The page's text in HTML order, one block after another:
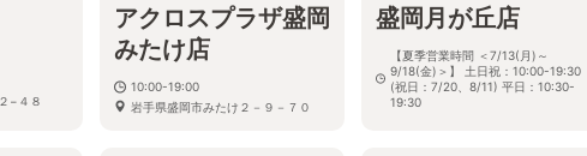
−４８
アクロスプラザ盛岡
みたけ店
10:00-19:00
岩手県盛岡市みたけ２－９－７０
盛岡月が丘店
【夏季営業時間 ＜7/13(月)～
9/18(金)＞】 土日祝：10:00-19:30
(祝日：7/20、8/11) 平日：10:30-
19:30